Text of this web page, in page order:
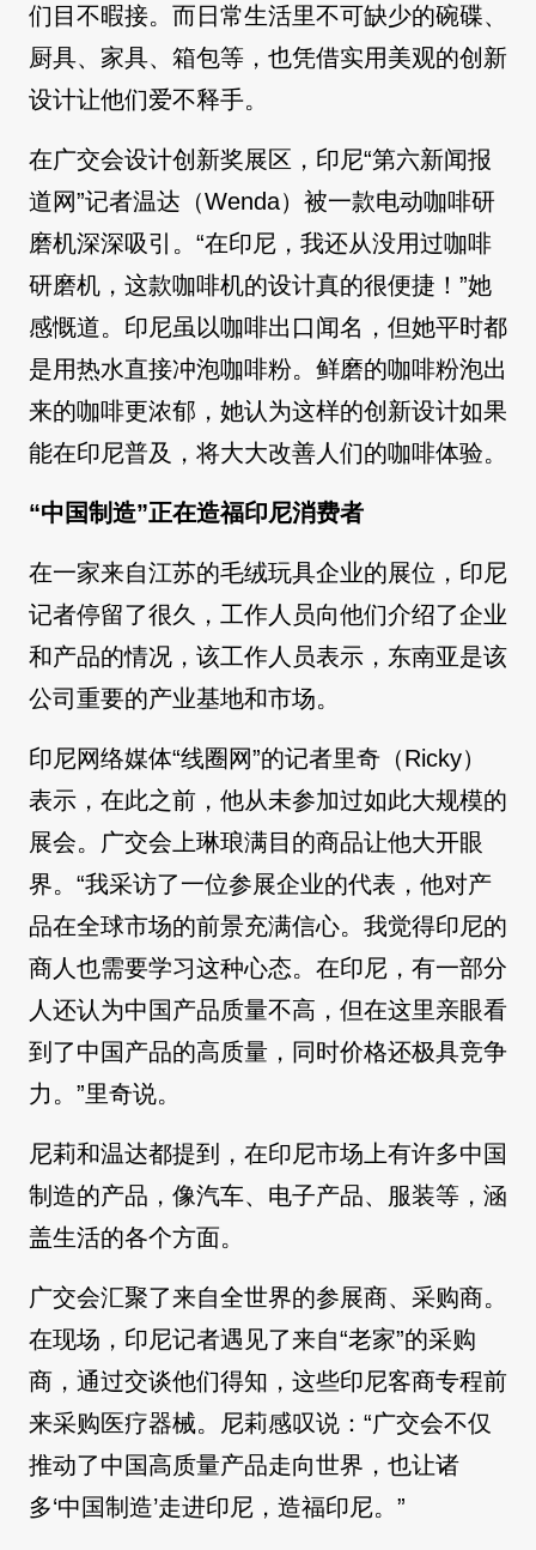
们目不暇接。而日常生活里不可缺少的碗碟、
厨具、家具、箱包等，也凭借实用美观的创新
设计让他们爱不释手。
在广交会设计创新奖展区，印尼“第六新闻报
道网”记者温达（Wenda）被一款电动咖啡研
磨机深深吸引。“在印尼，我还从没用过咖啡
研磨机，这款咖啡机的设计真的很便捷！”她
感慨道。印尼虽以咖啡出口闻名，但她平时都
是用热水直接冲泡咖啡粉。鲜磨的咖啡粉泡出
来的咖啡更浓郁，她认为这样的创新设计如果
能在印尼普及，将大大改善人们的咖啡体验。
“中国制造”正在造福印尼消费者
在一家来自江苏的毛绒玩具企业的展位，印尼
记者停留了很久，工作人员向他们介绍了企业
和产品的情况，该工作人员表示，东南亚是该
公司重要的产业基地和市场。
印尼网络媒体“线圈网”的记者里奇（Ricky）
表示，在此之前，他从未参加过如此大规模的
展会。广交会上琳琅满目的商品让他大开眼
界。“我采访了一位参展企业的代表，他对产
品在全球市场的前景充满信心。我觉得印尼的
商人也需要学习这种心态。在印尼，有一部分
人还认为中国产品质量不高，但在这里亲眼看
到了中国产品的高质量，同时价格还极具竞争
力。”里奇说。
尼莉和温达都提到，在印尼市场上有许多中国
制造的产品，像汽车、电子产品、服装等，涵
盖生活的各个方面。
广交会汇聚了来自全世界的参展商、采购商。
在现场，印尼记者遇见了来自“老家”的采购
商，通过交谈他们得知，这些印尼客商专程前
来采购医疗器械。尼莉感叹说：“广交会不仅
推动了中国高质量产品走向世界，也让诸
多‘中国制造’走进印尼，造福印尼。”